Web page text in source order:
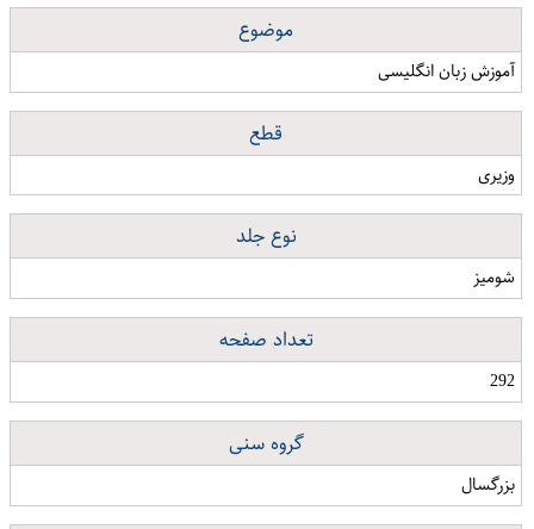
موضوع
آموزش زبان انگلیسی
قطع
وزیری
نوع جلد
شومیز
تعداد صفحه
292
گروه سنی
بزرگسال